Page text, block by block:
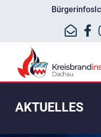
Bürgerinfos
AKTUELLES